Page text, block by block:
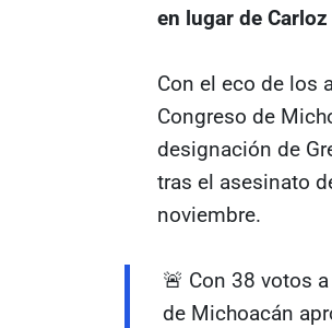
en lugar de
Con el eco de los
Congreso de
designación de
tras el asesinato
noviembre.
🚨 Con 38 votos
de Michoacán